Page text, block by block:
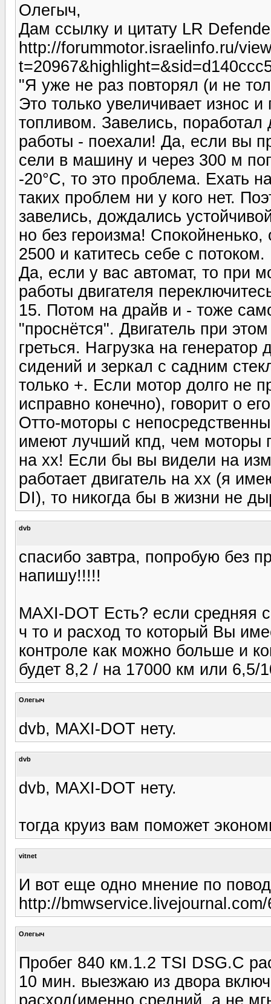
Олегыч,
Дам ссылку и цитату LR
http://forummotor.israelinfo.ru/
"Я уже не раз повторял (и не
Это только увеличивает износ
топливом. Завелись, поработал
работы - поехали! Да, если вы
сели в машину и через 300 м
-20°С, то это проблема. Ехать
таких проблем ни у кого нет.
завелись, дождались
но без героизма!
2500 и катитесь себе с
Да, если у вас автомат, то при
работы двигателя
15. Потом на драйв и - тоже
"проснётся". Двигатель при
греться. Нагрузка на
сидений и зеркал с садним
только +. Если мотор долго не
исправно конечно), говорит о
Отто-моторы с
имеют лучший кпд, чем моторы
на хх! Если бы вы видели на
работает двигатель на хх (я
DI), то никогда бы в жизни не
dvb
спасибо завтра, попробую без
напишу!!!!!
MAXI-DOT Есть? если средняя
ч то и расход то который Вы
контроле как можно больше и
будет 8,2 / на 17000 км или 6,5/
Олегыч
dvb, MAXI-DOT нету.
dvb
dvb, MAXI-DOT нету.
тогда круиз вам поможет
vitnet
И вот еще одно мнение по
http://
Олегыч
Пробег 840 км.1.2 TSI DSG.С
10 мин. выезжаю из двора
расход(именно средний, а не